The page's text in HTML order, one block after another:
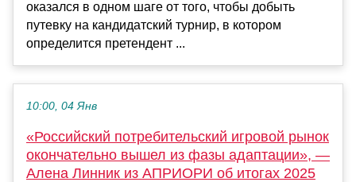
оказался в одном шаге от того, чтобы добыть
путевку на кандидатский турнир, в котором
определится претендент ...
10:00, 04 Янв
«Российский потребительский игровой рынок
окончательно вышел из фазы адаптации», —
Алена Линник из АПРИОРИ об итогах 2025